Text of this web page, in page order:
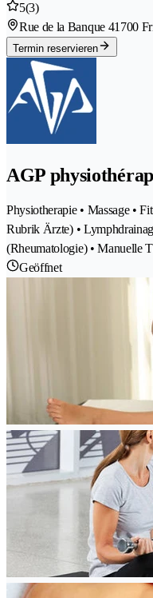
5(3)
Rue de la Banque 41700
Termin reservieren
AGP
Physiotherapie • Massage •
Rubrik Ärzte) •
(Rheumatologie) • Manuelle
Geöffnet